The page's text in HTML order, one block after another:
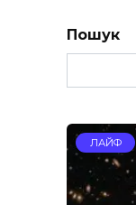
Пошук
ЛАЙФ